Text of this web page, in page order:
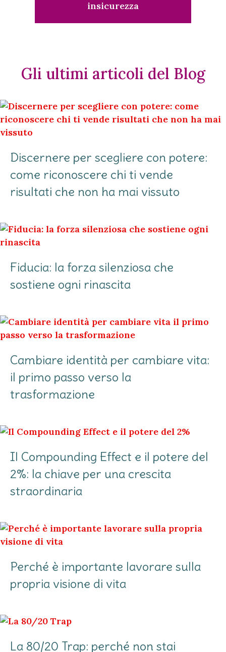
insicurezza
Gli ultimi articoli del Blog
Discernere per scegliere con potere:
come riconoscere chi ti vende
risultati che non ha mai vissuto
Fiducia: la forza silenziosa che
sostiene ogni rinascita
Cambiare identità per cambiare vita:
il primo passo verso la
trasformazione
Il Compounding Effect e il potere del
2%: la chiave per una crescita
straordinaria
Perché è importante lavorare sulla
propria visione di vita
La 80/20 Trap: perché non stai